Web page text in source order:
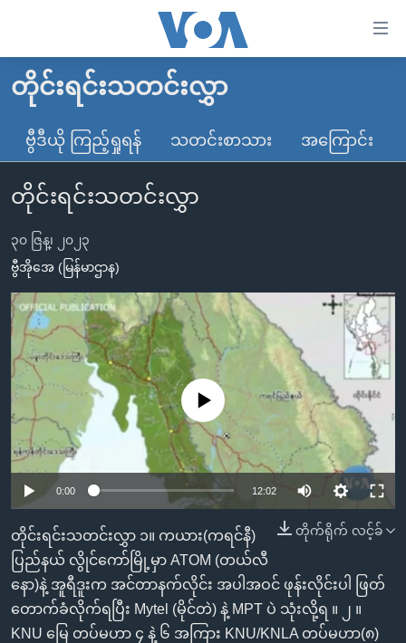
လွယ်ကူ
သည့်
Link
များ
ပင်မ
အကြောင်းအရာ
ကျော်
ကြည့်
ရန်
ပင်မ
အ
စာမျက်နှာ
ကျော်
ကြည့်
ရန်
ရှာဖွေ
ရန်
နေရာ
မူလစာမျက်နှာ
မြန်မာ
ကမ္ဘာ့သတင်းများ
နိုင်ငံတကာ
တရုတ်
အစ္စရေး-ပါလက်စတိုင်း
ဗွီဒီယို
ရပ်ဝန်းတခု လမ်းတခု အလွန်
အင်္ဂလိပ်စာလေ့လာမယ်
အမေရိကန်သုံးအီဒီယံ
မကြေးမုံရဲ့ အင်္ဂလိပ်စာ
ရုပ်ရှင်ထဲက အင်္ဂလိပ်စာ
သုတပဒေသာ အင်္ဂလိပ်စာ
အပတ်စဉ်ကဏ္ဍများ
ရေဒီယို
တီဗွီ
ရေဒီယိုနှင့်ရုပ်သံ အချက်အလက်များ
ရေဒီယို/တီဗွီအစီအစဉ်
Learning English
ဗွီအိုအေ လူမှုကွန်ယက်များ
ဘာသာစကားများ
တိုင်းရင်းသတင်းလွှာ
ဗွီဒီယို ကြည့်ရှုရန် သတင်းစာသား အကြောင်း
တိုင်းရင်းသတင်းလွှာ
၃၀ ဇြန္၊ ၂၀၂၃
ဗွီအိုအေ (မြန်မာဌာန)
No media source currently available
0:00 12:02
တိုက်ရိုက် လင့်ခ်
တိုင်းရင်းသတင်းလွှာ ၁။ ကယား(ကရင်နီ)
ပြည်နယ် လွိုင်ကော်မြို့မှာ ATOM (တယ်လီ
နော)နဲ့ အူရီဒူးက အင်တာနက်လိုင်း အပါအဝင် ဖုန်းလိုင်းပါ ဖြတ်
တောက်ခံလိုက်ရပြီး Mytel (မိုင်တဲ) နဲ့ MPT ပဲ သုံးလို့ရ ။ ၂ ။
KNU မြေ တပ်မဟာ ၄ နဲ့ ၆ အကြား KNU/KNLA တပ်မဟာ(၈)